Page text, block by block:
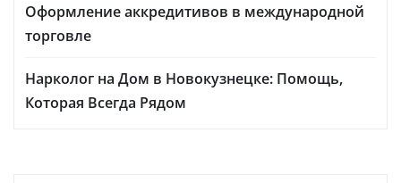
Оформление аккредитивов в международной
торговле
Нарколог на Дом в Новокузнецке: Помощь,
Которая Всегда Рядом